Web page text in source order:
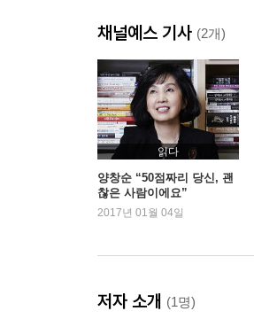
사춘기 아이들이 추구하고
나는 ‘바담풍’ 자식은 ‘바람풍
가출과 자살 충동
가출의 원인과 사례 / 아무
자살 위협은 단순한 위협이
제 2 장 '너 잘 되라' 라는
딱 1년만, 죽은 듯이 참고
극단적 불안상태가 반복되
채널예스 기사 (2개)
읽다
양창순 “50점짜리 당신, 괜
찮은 사람이에요”
2017년 01월 04일
저자 소개 (1명)